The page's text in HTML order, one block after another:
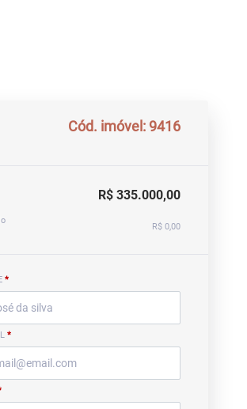
Cód. imóvel: 9416
R$ 335.000,00
R$ 0,00
*
*